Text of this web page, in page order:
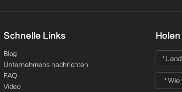
Schnelle Links
Blog
Unternehmens nachrichten
FAQ
Video